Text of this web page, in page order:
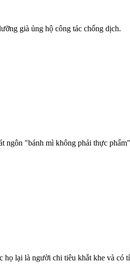
già ủng hộ công tác chống dịch.
"bánh mì không phải thực
lại là người chi tiêu khắt khe và